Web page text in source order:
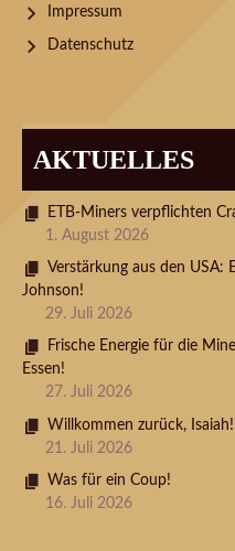
Impressum
Datenschutz
AKTUELLES
ETB-Miners verpflichten
1. August 2026
Verstärkung aus den USA:
Johnson!
29. Juli 2026
Frische Energie für die
Essen!
27. Juli 2026
Willkommen zurück, Isaiah!
21. Juli 2026
Was für ein Coup!
16. Juli 2026